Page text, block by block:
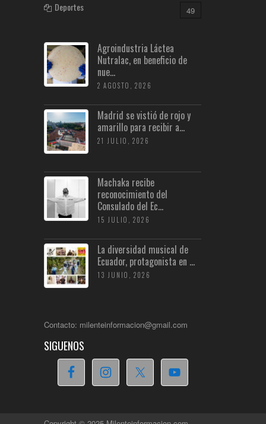
Deportes 49
Agroindustria Láctea
Nutralac, en beneficio de
nue...
2 AGOSTO, 2026
Madrid se vistió de rojo y
amarillo para recibir a...
21 JULIO, 2026
Machaka recibe
reconocimiento del
Consulado del Ec...
15 JULIO, 2026
La diversidad musical de
Ecuador, protagonista en ...
13 JUNIO, 2026
Contacto: milenteinformacion@gmail.com
SIGUENOS